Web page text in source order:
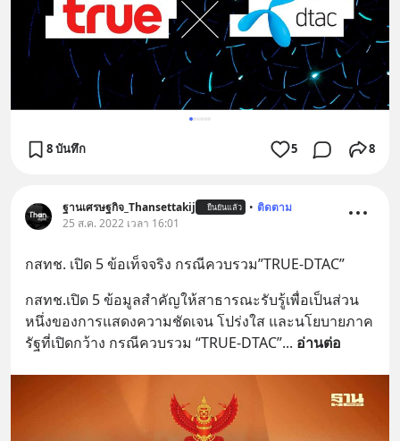
8 บันทึก 5 8
ฐานเศรษฐกิจ_Thansettakij ยืนยันแล้ว • ติดตาม
25 ส.ค. 2022 เวลา 16:01
กสทช. เปิด 5 ข้อเท็จจริง กรณีควบรวม”TRUE-DTAC”
กสทช.เปิด 5 ข้อมูลสำคัญให้สาธารณะรับรู้เพื่อเป็นส่วน
หนึ่งของการแสดงความชัดเจน โปร่งใส และนโยบายภาค
รัฐที่เปิดกว้าง กรณีควบรวม “TRUE-DTAC”... อ่านต่อ